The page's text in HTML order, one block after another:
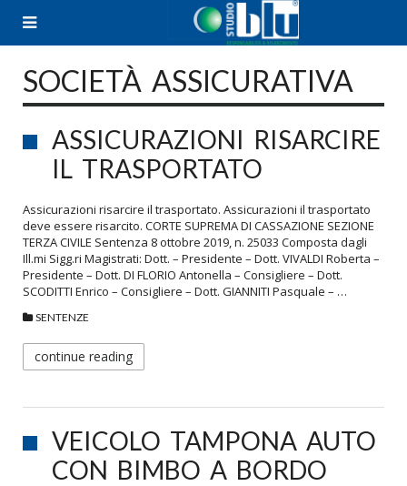
SOCIETÀ ASSICURATIVA
ASSICURAZIONI RISARCIRE
IL TRASPORTATO
Assicurazioni risarcire il trasportato. Assicurazioni il trasportato
deve essere risarcito. CORTE SUPREMA DI CASSAZIONE SEZIONE
TERZA CIVILE Sentenza 8 ottobre 2019, n. 25033 Composta dagli
Ill.mi Sigg.ri Magistrati: Dott. – Presidente – Dott. VIVALDI Roberta –
Presidente – Dott. DI FLORIO Antonella – Consigliere – Dott.
SCODITTI Enrico – Consigliere – Dott. GIANNITI Pasquale – …
SENTENZE
continue reading
VEICOLO TAMPONA AUTO
CON BIMBO A BORDO